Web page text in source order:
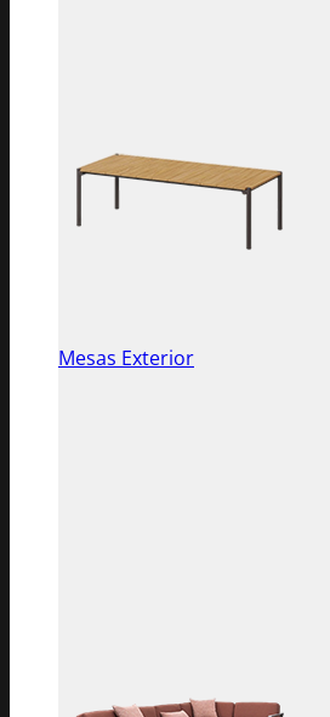
Mesas Exterior